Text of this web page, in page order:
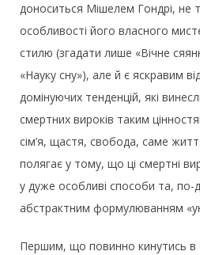
доноситься Мішелем Гондрі, не
особливості його власного
стилю (згадати лише «Вічне
«Науку сну»), але й є яскравим
домінуючих тенденцій, які
смертних вироків таким
сім’я, щастя, свобода, саме
полягає у тому, що ці смертні
у дуже особливі способи та, по-
абстрактним формулюванням
Першим, що повинно кинутись в